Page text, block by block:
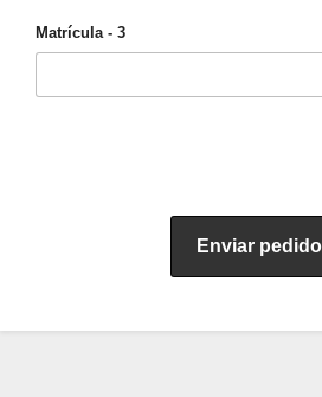
Matrícula - 3